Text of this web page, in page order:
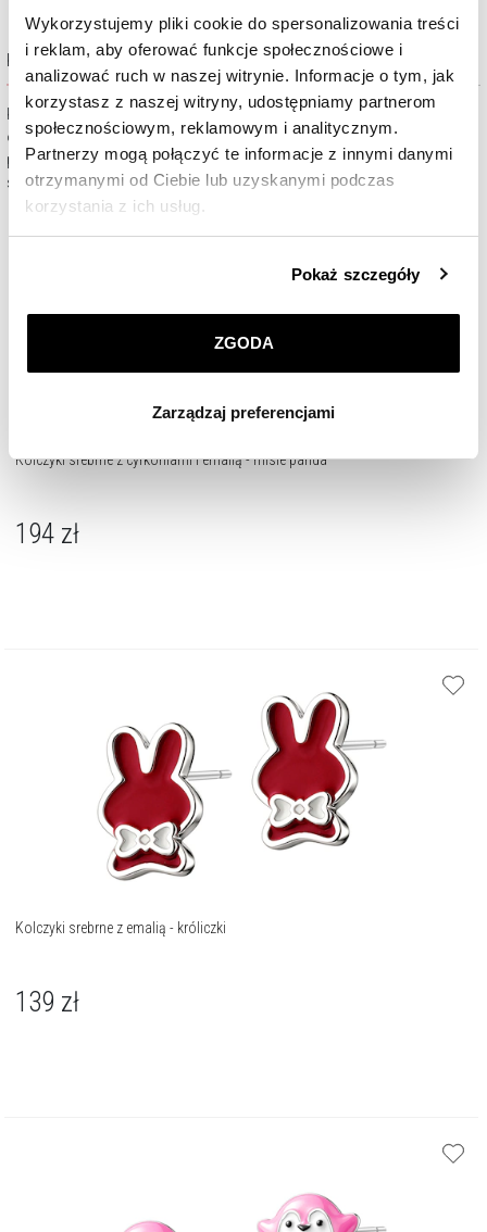
Wykorzystujemy pliki cookie do spersonalizowania treści
i reklam, aby oferować funkcje społecznościowe i
analizować ruch w naszej witrynie. Informacje o tym, jak
korzystasz z naszej witryny, udostępniamy partnerom
społecznościowym, reklamowym i analitycznym.
Partnerzy mogą połączyć te informacje z innymi danymi
otrzymanymi od Ciebie lub uzyskanymi podczas
korzystania z ich usług.
przez nas plików cookie znajdziesz wPolityce
prywatności.
korzystamy. Możesz również wybrać jaki rodzaj plików
Zarządzaj preferencjami. W każdej chwili możesz
Pokaż szczegóły
ZGODA
Zarządzaj preferencjami
Kolekcja Kids Collection
Każda kobieta uwielbia podkreślać pięknymi dodatkami swoją
osobowość i niepowtarzalny styl. Także te najmłodsze uwielbiają
piękną biżuterię! Dlatego w salonach Apart można znaleźć delikatne,
subtelne wzory, które z pewnością przypadną im do gustu.
Kolczyki srebrne z cyrkoniami i emalią - misie panda
194 zł
Kolczyki srebrne z emalią - króliczki
139 zł